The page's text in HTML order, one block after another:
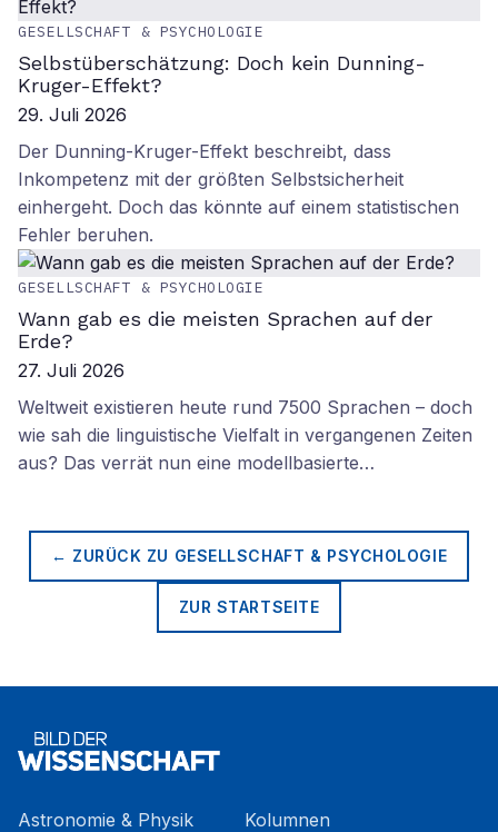
GESELLSCHAFT & PSYCHOLOGIE
Selbstüberschätzung: Doch kein Dunning-
Kruger-Effekt?
29. Juli 2026
Der Dunning-Kruger-Effekt beschreibt, dass
Inkompetenz mit der größten Selbstsicherheit
einhergeht. Doch das könnte auf einem statistischen
Fehler beruhen.
GESELLSCHAFT & PSYCHOLOGIE
Wann gab es die meisten Sprachen auf der
Erde?
27. Juli 2026
Weltweit existieren heute rund 7500 Sprachen – doch
wie sah die linguistische Vielfalt in vergangenen Zeiten
aus? Das verrät nun eine modellbasierte…
← ZURÜCK ZU GESELLSCHAFT & PSYCHOLOGIE
ZUR STARTSEITE
Astronomie & Physik
Kolumnen